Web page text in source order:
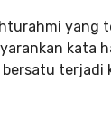
yang
kata
terjadi